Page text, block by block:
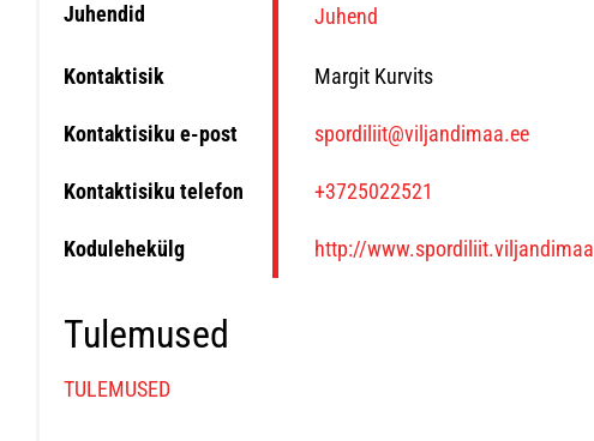
Juhendid Juhend
Kontaktisik Margit Kurvits
Kontaktisiku e-post spordiliit@viljandimaa.ee
Kontaktisiku telefon +3725022521
Kodulehekülg http://
Tulemused
TULEMUSED